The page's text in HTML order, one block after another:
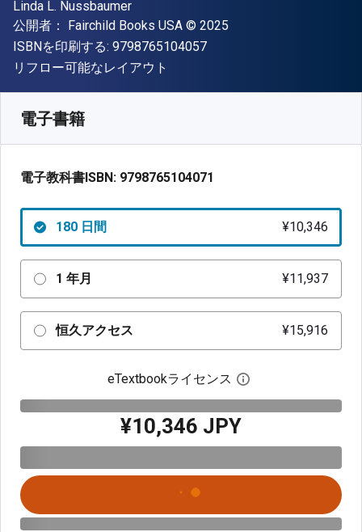
著者
Linda L. Nussbaumer
出版社
公開者： Fairchild Books USA 著作権
© 2025
ISBNを印刷する: 9798765104057"ISBN-13 9798765104057"
形式
リフロー可能なレイアウト
電子書籍
電子教科書ISBN: 9798765104071
180 日間 ¥10,346
1 年月 ¥11,937
恒久アクセス ¥15,916
eTextbookライセンス デジタルライセン
¥10,346 JPY